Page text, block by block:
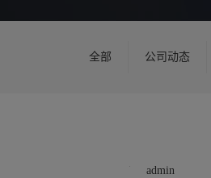
全部 公司动态
admin